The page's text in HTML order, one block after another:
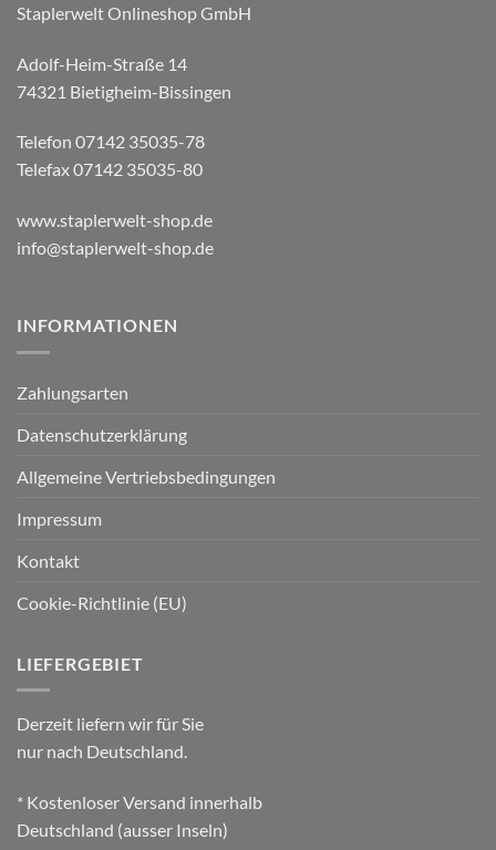
Staplerwelt Onlineshop GmbH
Adolf-Heim-Straße 14
74321 Bietigheim-Bissingen
Telefon 07142 35035-78
Telefax 07142 35035-80
www.staplerwelt-shop.de
info@staplerwelt-shop.de
INFORMATIONEN
Zahlungsarten
Datenschutzerklärung
Allgemeine Vertriebsbedingungen
Impressum
Kontakt
Cookie-Richtlinie (EU)
LIEFERGEBIET
Derzeit liefern wir für Sie
nur nach Deutschland.
* Kostenloser Versand innerhalb
Deutschland (ausser Inseln)